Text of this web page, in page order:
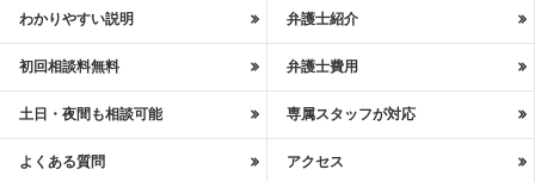
わかりやすい説明 弁護士紹介
初回相談料無料 弁護士費用
土日・夜間も相談可能 専属スタッフが対応
よくある質問 アクセス